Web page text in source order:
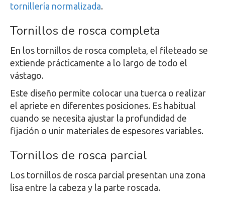
tornillería normalizada.
Tornillos de rosca completa
En los tornillos de rosca completa, el fileteado se
extiende prácticamente a lo largo de todo el
vástago.
Este diseño permite colocar una tuerca o realizar
el apriete en diferentes posiciones. Es habitual
cuando se necesita ajustar la profundidad de
fijación o unir materiales de espesores variables.
Tornillos de rosca parcial
Los tornillos de rosca parcial presentan una zona
lisa entre la cabeza y la parte roscada.